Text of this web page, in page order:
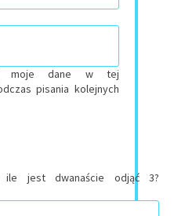
moje dane w tej
pisania kolejnych
ile jest dwanaście odjąć 3?